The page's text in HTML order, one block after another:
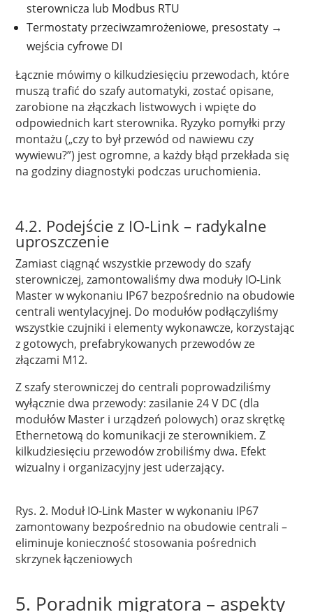
sterownicza lub Modbus RTU
Termostaty przeciwzamrożeniowe, presostaty →
wejścia cyfrowe DI
Łącznie mówimy o kilkudziesięciu przewodach, które
muszą trafić do szafy automatyki, zostać opisane,
zarobione na złączkach listwowych i wpięte do
odpowiednich kart sterownika. Ryzyko pomyłki przy
montażu („czy to był przewód od nawiewu czy
wywiewu?”) jest ogromne, a każdy błąd przekłada się
na godziny diagnostyki podczas uruchomienia.
4.2. Podejście z IO-Link – radykalne
uproszczenie
Zamiast ciągnąć wszystkie przewody do szafy
sterowniczej, zamontowaliśmy dwa moduły IO-Link
Master w wykonaniu IP67 bezpośrednio na obudowie
centrali wentylacyjnej. Do modułów podłączyliśmy
wszystkie czujniki i elementy wykonawcze, korzystając
z gotowych, prefabrykowanych przewodów ze
złączami M12.
Z szafy sterowniczej do centrali poprowadziliśmy
wyłącznie dwa przewody: zasilanie 24 V DC (dla
modułów Master i urządzeń polowych) oraz skrętkę
Ethernetową do komunikacji ze sterownikiem. Z
kilkudziesięciu przewodów zrobiliśmy dwa. Efekt
wizualny i organizacyjny jest uderzający.
Rys. 2. Moduł IO-Link Master w wykonaniu IP67
zamontowany bezpośrednio na obudowie centrali –
eliminuje konieczność stosowania pośrednich
skrzynek łączeniowych
5. Poradnik migratora – aspekty